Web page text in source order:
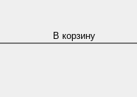
В корзину